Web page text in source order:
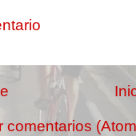
comentarios